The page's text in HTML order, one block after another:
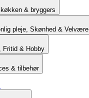
& bryggers
pleje, Skønhed & Velvære
Fritid & Hobby
& tilbehør